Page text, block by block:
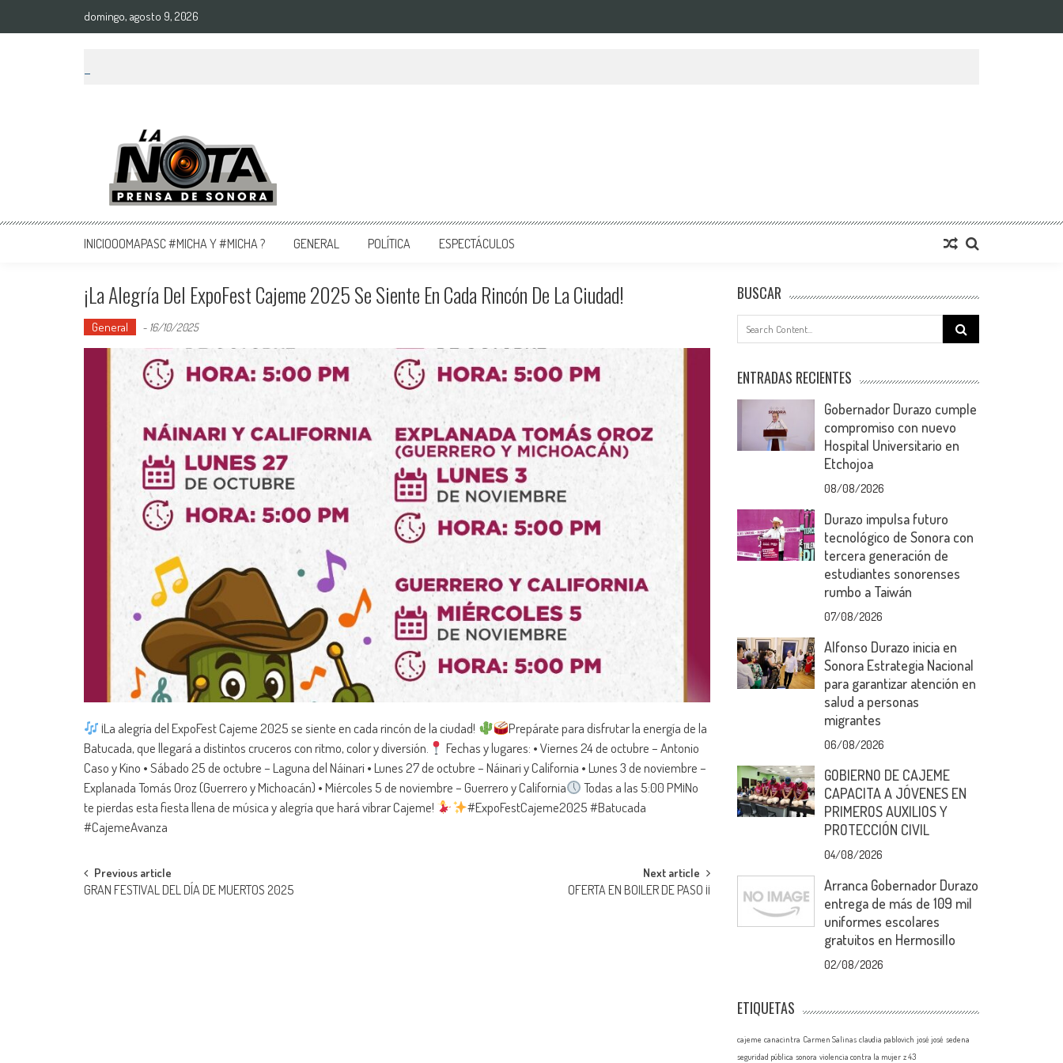
domingo, agosto 9, 2026
La Nota Prensa De Sonora
Noticias del día
INICIOOOMAPASC #MICHA Y #MICHA ? GENERAL POLÍTICA ESPECTÁCULOS
¡La Alegría Del ExpoFest Cajeme 2025 Se Siente En Cada Rincón De La Ciudad!
General - 16/10/2025
¡La alegría del ExpoFest Cajeme 2025 se siente en cada rincón de la ciudad!
Prepárate para disfrutar la energía de la
Batucada, que llegará a distintos cruceros con ritmo, color y diversión.
Fechas y lugares: • Viernes 24 de octubre – Antonio
Caso y Kino • Sábado 25 de octubre – Laguna del Náinari • Lunes 27 de octubre – Náinari y California • Lunes 3 de noviembre –
Explanada Tomás Oroz (Guerrero y Michoacán) • Miércoles 5 de noviembre – Guerrero y California
Todas a las 5:00 PM¡No
te pierdas esta fiesta llena de música y alegría que hará vibrar Cajeme!
#ExpoFestCajeme2025 #Batucada
#CajemeAvanza
Post
Previous article
GRAN FESTIVAL DEL DÍA DE MUERTOS 2025
Next article
OFERTA EN BOILER DE PASO ¡¡
BUSCAR
Search
for:
ENTRADAS RECIENTES
Gobernador Durazo cumple
compromiso con nuevo
Hospital Universitario en
Etchojoa
08/08/2026
Durazo impulsa futuro
tecnológico de Sonora con
tercera generación de
estudiantes sonorenses
rumbo a Taiwán
07/08/2026
Alfonso Durazo inicia en
Sonora Estrategia Nacional
para garantizar atención en
salud a personas
migrantes
06/08/2026
GOBIERNO DE CAJEME
CAPACITA A JÓVENES EN
PRIMEROS AUXILIOS Y
PROTECCIÓN CIVIL
04/08/2026
Arranca Gobernador Durazo
entrega de más de 109 mil
uniformes escolares
gratuitos en Hermosillo
02/08/2026
ETIQUETAS
cajeme canacintra Carmen Salinas claudia pablovich josé josé sedena
seguridad pública sonora violencia contra la mujer z 43